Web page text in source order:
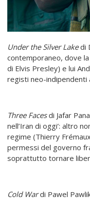
Under the Silver Lakedi
contemporaneo, dove
di Elvis Presley) e lui
registi neo-indipendenti
Three Facesdi Jafar
nell’Iran di oggi’: altro
regime (Thierry
permessi del governo
soprattutto tornare
Cold Wardi Pawel